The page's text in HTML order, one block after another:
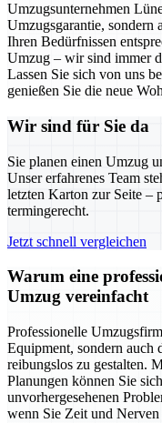
Umzugsunternehmen
Umzugsgarantie, sondern
Ihren Bedürfnissen
Umzug – wir sind immer
Lassen Sie sich von uns
genießen Sie die neue
Wir sind für Sie da
Sie planen einen Umzug
Unser erfahrenes Team
letzten Karton zur Seite –
termingerecht.
Jetzt schnell vergleichen
Warum eine
Umzug vereinfacht
Professionelle
Equipment, sondern
reibungslos zu gestalten.
Planungen können Sie
unvorhergesehenen
wenn Sie Zeit und Nerven